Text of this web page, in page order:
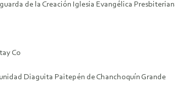
de la Creación Iglesia Evangélica
Co
Diaguita Paitepén de Chanchoquín Grande